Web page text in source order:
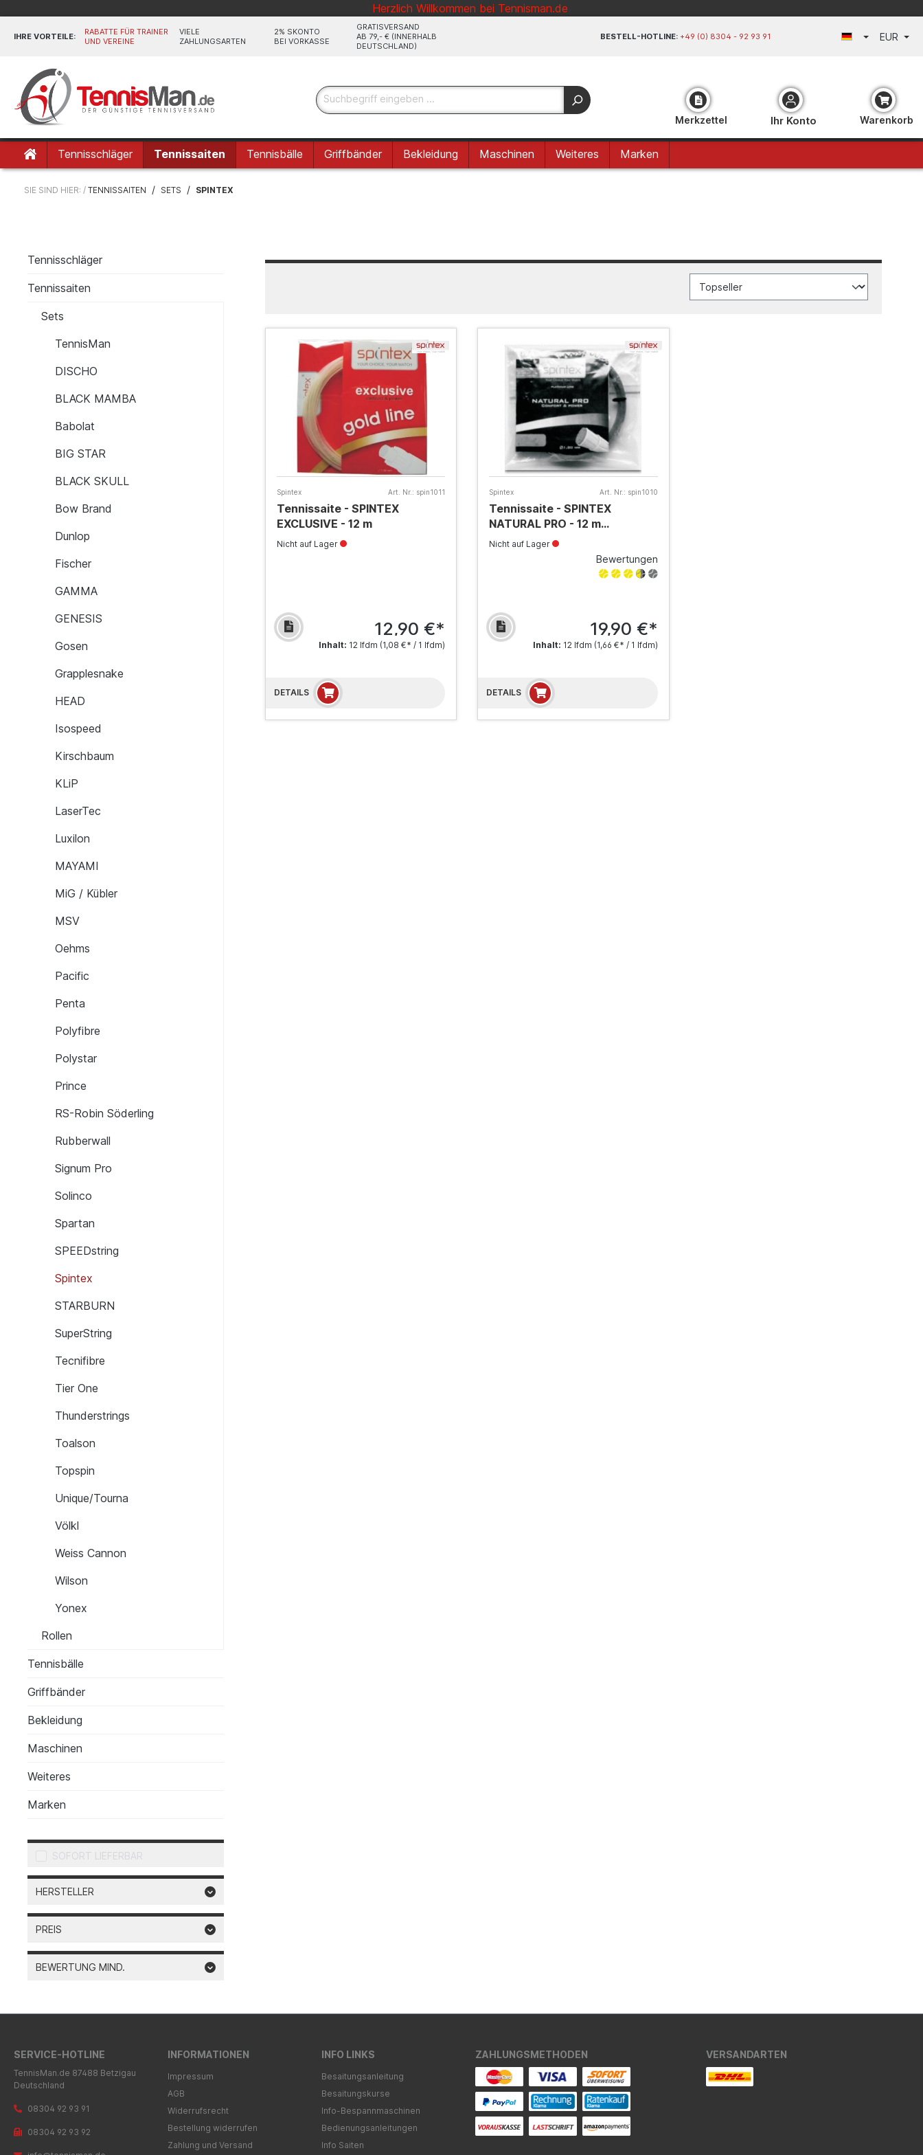
Herzlich Willkommen bei Tennisman.de
IHRE VORTEILE:
RABATTE FÜR TRAINER
UND VEREINE
VIELE
ZAHLUNGSARTEN
2% SKONTO
BEI VORKASSE
GRATISVERSAND
AB 79,- € (INNERHALB
DEUTSCHLAND)
BESTELL-HOTLINE: +49 (0) 8304 - 92 93 91 EUR
Merkzettel Ihr Konto Warenkorb
Tennisschläger Tennissaiten Tennisbälle Griffbänder Bekleidung Maschinen Weiteres Marken
SIE SIND HIER: / TENNISSAITEN / SETS / SPINTEX
Tennisschläger
Tennissaiten
Sets
TennisMan
DISCHO
BLACK MAMBA
Babolat
BIG STAR
BLACK SKULL
Bow Brand
Dunlop
Fischer
GAMMA
GENESIS
Gosen
Grapplesnake
HEAD
Isospeed
Kirschbaum
KLiP
LaserTec
Luxilon
MAYAMI
MiG / Kübler
MSV
Oehms
Pacific
Penta
Polyfibre
Polystar
Prince
RS-Robin Söderling
Rubberwall
Signum Pro
Solinco
Spartan
SPEEDstring
Spintex
STARBURN
SuperString
Tecnifibre
Tier One
Thunderstrings
Toalson
Topspin
Unique/Tourna
Völkl
Weiss Cannon
Wilson
Yonex
Rollen
Tennisbälle
Griffbänder
Bekleidung
Maschinen
Weiteres
Marken
SOFORT LIEFERBAR
HERSTELLER
PREIS
BEWERTUNG MIND.
Spintex Art. Nr.: spin1011
Tennissaite - SPINTEX
EXCLUSIVE - 12 m
Nicht auf Lager
12,90 €*
Inhalt: 12 lfdm (1,08 €* / 1 lfdm)
DETAILS
Spintex Art. Nr.: spin1010
Tennissaite - SPINTEX
NATURAL PRO - 12 m
(Darmsaite)
Nicht auf Lager
Bewertungen
19,90 €*
Inhalt: 12 lfdm (1,66 €* / 1 lfdm)
DETAILS
SERVICE-HOTLINE
TennisMan.de 87488 Betzigau
Deutschland
08304 92 93 91
08304 92 93 92
INFORMATIONEN
Impressum
AGB
Widerrufsrecht
Bestellung widerrufen
Zahlung und Versand
INFO LINKS
Besaitungsanleitung
Besaitungskurse
Info-Bespannmaschinen
Bedienungsanleitungen
Info Saiten
ZAHLUNGSMETHODEN VERSANDARTEN